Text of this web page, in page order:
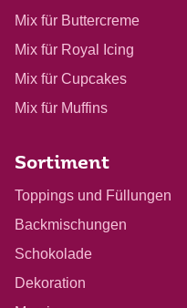
Mix für Buttercreme
Mix für Royal Icing
Mix für Cupcakes
Mix für Muffins
Sortiment
Toppings und Füllungen
Backmischungen
Schokolade
Dekoration